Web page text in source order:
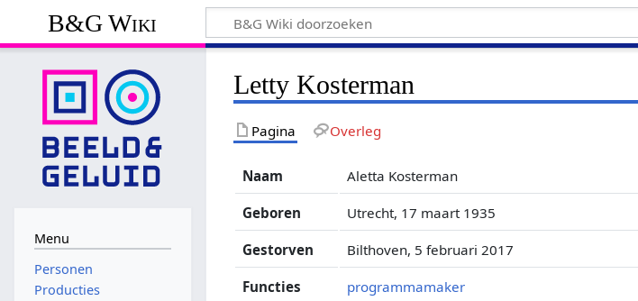
B&G Wiki
Letty Kosterman
Pagina Overleg
Naam Aletta Kosterman
Geboren Utrecht, 17 maart 1935
Gestorven Bilthoven, 5 februari 2017
Functies programmamaker
Menu
Personen
Producties